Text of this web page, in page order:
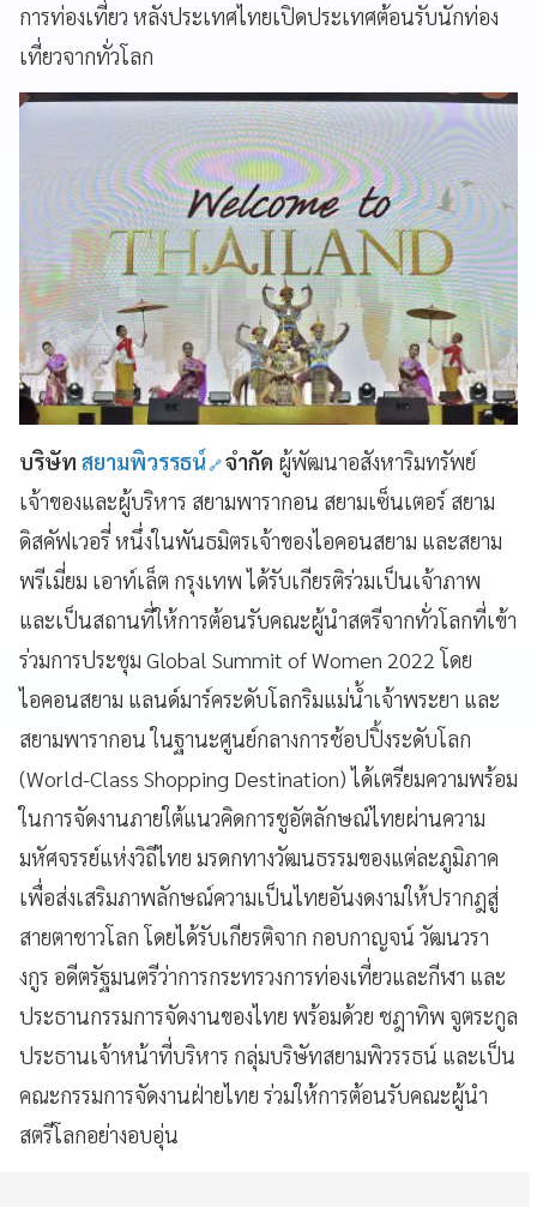
การท่องเที่ยว หลังประเทศไทยเปิดประเทศต้อนรับนักท่อง
เที่ยวจากทั่วโลก
บริษัท สยามพิวรรธน์ จำกัด ผู้พัฒนาอสังหาริมทรัพย์
เจ้าของและผู้บริหาร สยามพารากอน สยามเซ็นเตอร์ สยาม
ดิสคัฟเวอรี่ หนึ่งในพันธมิตรเจ้าของไอคอนสยาม และสยาม
พรีเมี่ยม เอาท์เล็ต กรุงเทพ ได้รับเกียรติร่วมเป็นเจ้าภาพ
และเป็นสถานที่ให้การต้อนรับคณะผู้นำสตรีจากทั่วโลกที่เข้า
ร่วมการประชุม Global Summit of Women 2022 โดย
ไอคอนสยาม แลนด์มาร์คระดับโลกริมแม่น้ำเจ้าพระยา และ
สยามพารากอน ในฐานะศูนย์กลางการช้อปปิ้งระดับโลก
(World-Class Shopping Destination) ได้เตรียมความพร้อม
ในการจัดงานภายใต้แนวคิดการชูอัตลักษณ์ไทยผ่านความ
มหัศจรรย์แห่งวิถีไทย มรดกทางวัฒนธรรมของแต่ละภูมิภาค
เพื่อส่งเสริมภาพลักษณ์ความเป็นไทยอันงดงามให้ปรากฎสู่
สายตาชาวโลก โดยได้รับเกียรติจาก กอบกาญจน์ วัฒนวรา
งกูร อดีตรัฐมนตรีว่าการกระทรวงการท่องเที่ยวและกีฬา และ
ประธานกรรมการจัดงานของไทย พร้อมด้วย ชฎาทิพ จูตระกูล
ประธานเจ้าหน้าที่บริหาร กลุ่มบริษัทสยามพิวรรธน์ และเป็น
คณะกรรมการจัดงานฝ่ายไทย ร่วมให้การต้อนรับคณะผู้นำ
สตรีโลกอย่างอบอุ่น